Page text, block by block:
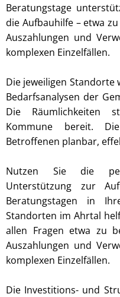
Beratungstage
die Aufbauhilfe – etwa
Auszahlungen und
komplexen Einzelfällen.
Die jeweiligen
Bedarfsanalysen der
Die Räumlichkeiten
Kommune bereit.
Betroffenen planbar,
Nutzen Sie die
Unterstützung zur
Beratungstagen in
Standorten im Ahrtal
allen Fragen etwa zu
Auszahlungen und
komplexen Einzelfällen.
Die Investitions- und